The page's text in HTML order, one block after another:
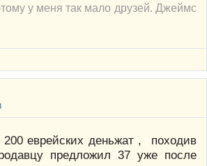
у меня так мало друзей. Джеймс
еврейских деньжат , походив
предложил 37 уже после